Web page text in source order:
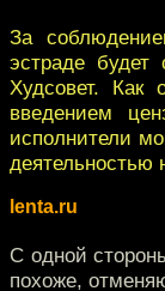
За
эстраде будет
Худсовет. Как
введением
исполнители
деятельностью
lenta.ru
C одной
похоже,